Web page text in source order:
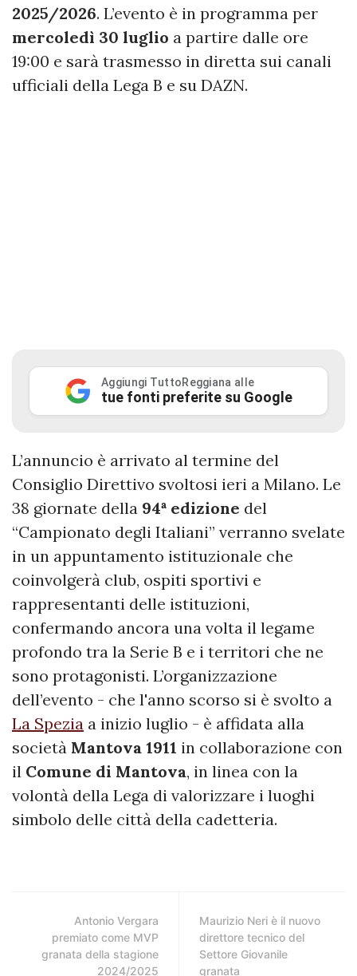
2025/2026. L’evento è in programma per
mercoledì 30 luglio a partire dalle ore
19:00 e sarà trasmesso in diretta sui canali
ufficiali della Lega B e su DAZN.
Aggiungi TuttoReggiana alle
tue fonti preferite su Google
L’annuncio è arrivato al termine del
Consiglio Direttivo svoltosi ieri a Milano. Le
38 giornate della 94ª edizione del
“Campionato degli Italiani” verranno svelate
in un appuntamento istituzionale che
coinvolgerà club, ospiti sportivi e
rappresentanti delle istituzioni,
confermando ancora una volta il legame
profondo tra la Serie B e i territori che ne
sono protagonisti. L’organizzazione
dell’evento - che l'anno scorso si è svolto a
La Spezia a inizio luglio - è affidata alla
società Mantova 1911 in collaborazione con
il Comune di Mantova, in linea con la
volontà della Lega di valorizzare i luoghi
simbolo delle città della cadetteria.
Antonio Vergara
premiato come MVP
granata della stagione
2024/2025
Maurizio Neri è il nuovo
direttore tecnico del
Settore Giovanile
granata